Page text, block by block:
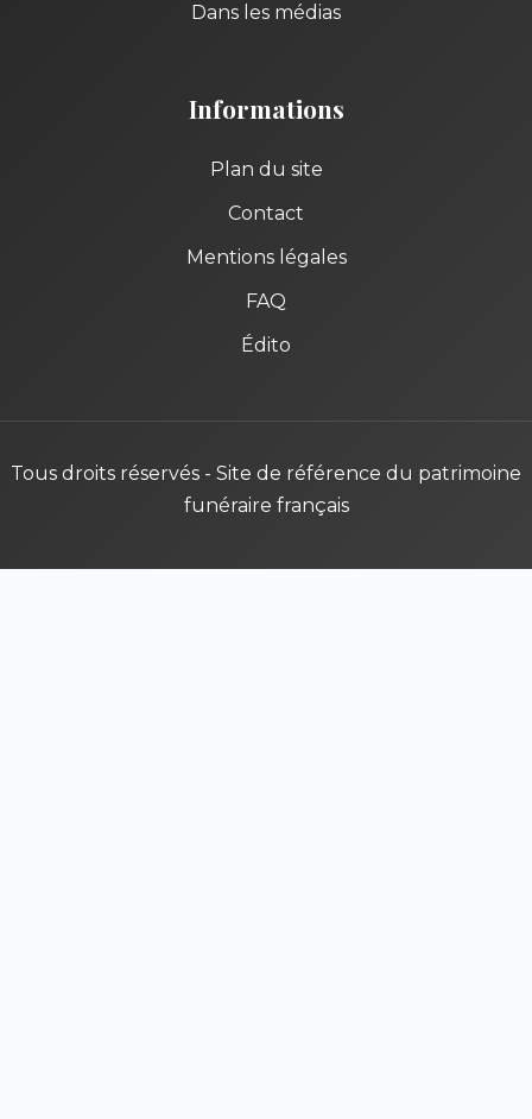
Dans les médias
Informations
Plan du site
Contact
Mentions légales
FAQ
Édito
Tous droits réservés - Site de référence du patrimoine
funéraire français